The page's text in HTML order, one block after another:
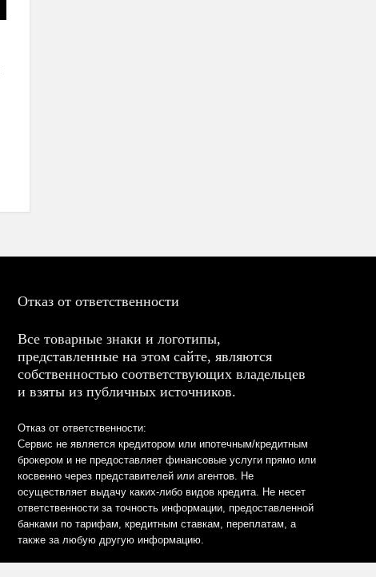
Отказ от ответственности
Все товарные знаки и логотипы,
представленные на этом сайте, являются
собственностью соответствующих владельцев
и взяты из публичных источников.
Отказ от ответственности:
Сервис не является кредитором или ипотечным/кредитным
брокером и не предоставляет финансовые услуги прямо или
косвенно через представителей или агентов. Не
осуществляет выдачу каких-либо видов кредита. Не несет
ответственности за точность информации, предоставленной
банками по тарифам, кредитным ставкам, переплатам, а
также за любую другую информацию.